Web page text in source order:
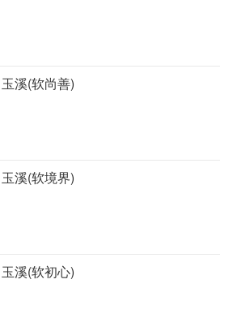
玉溪(软尚善)
玉溪(软境界)
玉溪(软初心)